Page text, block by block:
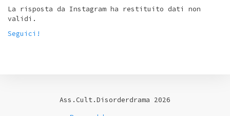
La risposta da Instagram ha restituito dati non
validi.
Seguici!
Ass.Cult.Disorderdrama 2026